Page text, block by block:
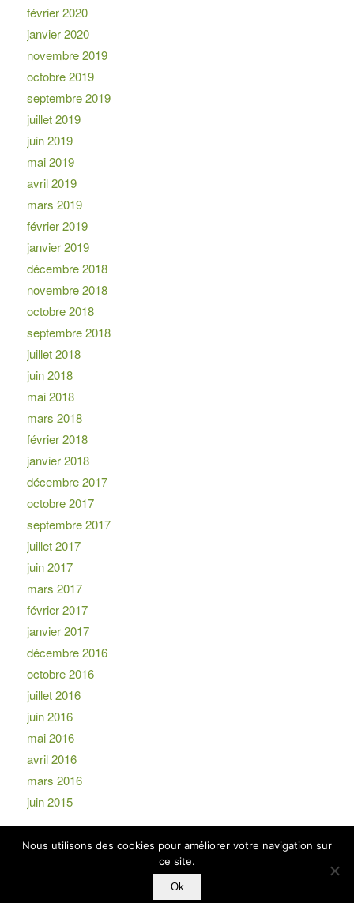
février 2020
janvier 2020
novembre 2019
octobre 2019
septembre 2019
juillet 2019
juin 2019
mai 2019
avril 2019
mars 2019
février 2019
janvier 2019
décembre 2018
novembre 2018
octobre 2018
septembre 2018
juillet 2018
juin 2018
mai 2018
mars 2018
février 2018
janvier 2018
décembre 2017
octobre 2017
septembre 2017
juillet 2017
juin 2017
mars 2017
février 2017
janvier 2017
décembre 2016
octobre 2016
juillet 2016
juin 2016
mai 2016
avril 2016
mars 2016
juin 2015
Nous utilisons des cookies pour améliorer votre navigation sur
ce site.
Ok